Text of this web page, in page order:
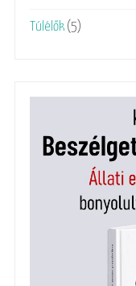
Túlélők (5)